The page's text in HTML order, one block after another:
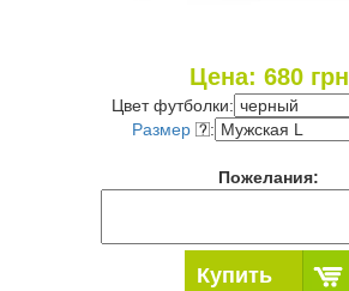
Цена: 680грн
Цвет футболки:
Размер
:
Пожелания:
Купить